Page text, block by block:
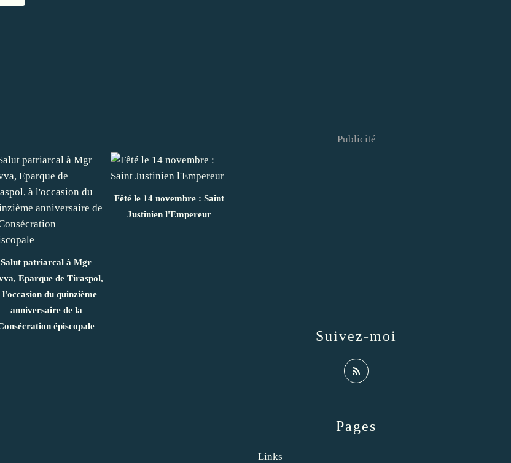
Salut patriarcal à Mgr
Eparque de Tiraspol,
l'occasion du quinzième
anniversaire de la
épiscopale
Fêté le 14 novembre : Saint
Justinien l'Empereur
Pages
Links
Suivez-moi
Publicité